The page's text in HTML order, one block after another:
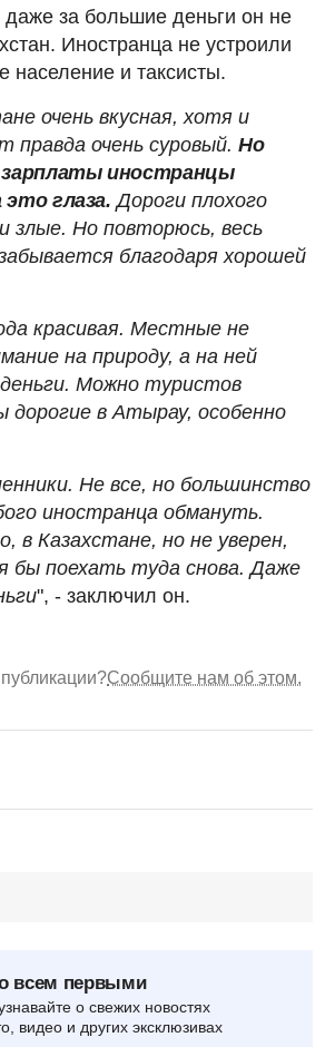
за большие деньги он не
Иностранца не устроили
население и таксисты.
очень вкусная, хотя и
правда очень суровый. Но
иностранцы
глаза. Дороги плохого
злые. Но повторюсь, весь
благодаря хорошей
красивая. Местные не
на природу, а на ней
Можно туристов
дорогие в Атырау, особенно
Не все, но большинство
иностранца обмануть.
в Казахстане, но не уверен,
бы поехать туда снова. Даже
", - заключил он.
Сообщите нам об этом.
всем первыми
о свежих новостях
видео и других эксклюзивах